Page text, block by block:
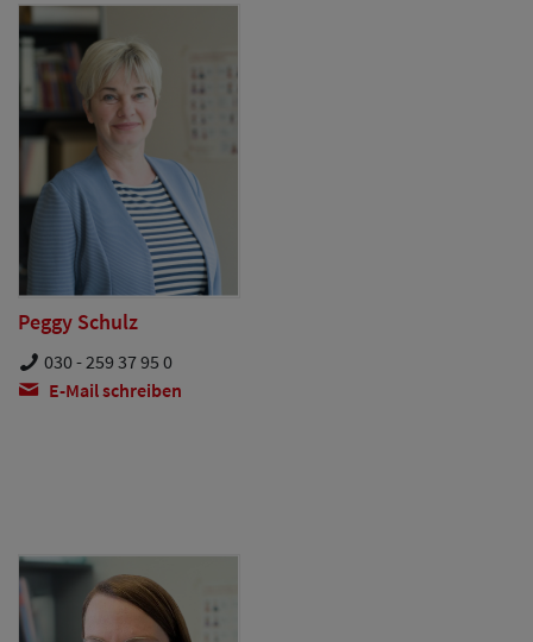
Peggy Schulz
030 - 259 37 95 0
E-Mail schreiben